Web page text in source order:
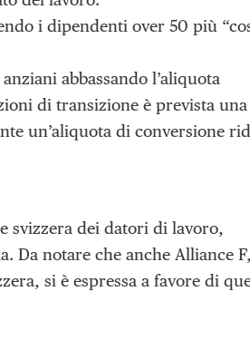
i dipendenti over 50 più
abbassando l’aliquota
di transizione è prevista una
un’aliquota di conversione
svizzera dei datori di lavoro,
Da notare che anche Alliance F,
si è espressa a favore di